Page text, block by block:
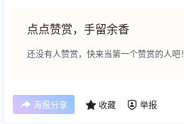
点点赞赏，手留余香
还没有人赞赏，快来当第一个赞赏的人吧！
海报分享 收藏 举报